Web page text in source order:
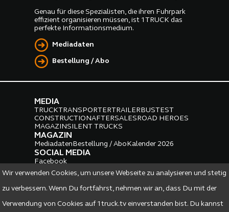
Wir verwenden Cookies, um unsere Webseite zu analysieren und stetig
zu verbessern. Wenn Du fortfahrst, nehmen wir an, dass Du mit der
Verwendung von Cookies auf 1truck.tv einverstanden bist. Du kannst
Genau für diese Spezialisten, die ihren Fuhrpark
effizient organisieren müssen, ist 1TRUCK das
perfekte Informationsmedium.
Mediadaten
Bestellung / Abo
MEDIA
TRUCKTRANSPORTERTRAILER BUSTEST
CONSTRUCTIONAFTERSALES ROAD HEROES
MAGAZIN SILENT TRUCKS
MAGAZIN
Mediadaten Bestellung / Abo Kalender 2026
SOCIAL MEDIA
Facebook
Instagram LinkedIn